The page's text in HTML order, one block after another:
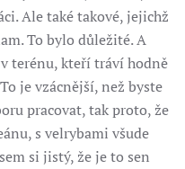
Ale také takové, jejichž
To bylo důležité. A
terénu, kteří tráví hodně
je vzácnější, než byste
pracovat, tak proto, že
s velrybami všude
si jistý, že je to sen